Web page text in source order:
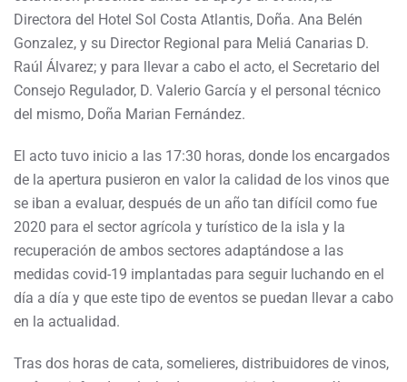
Directora del Hotel Sol Costa Atlantis, Doña. Ana Belén
Gonzalez, y su Director Regional para Meliá Canarias D.
Raúl Álvarez; y para llevar a cabo el acto, el Secretario del
Consejo Regulador, D. Valerio García y el personal técnico
del mismo, Doña Marian Fernández.
El acto tuvo inicio a las 17:30 horas, donde los encargados
de la apertura pusieron en valor la calidad de los vinos que
se iban a evaluar, después de un año tan difícil como fue
2020 para el sector agrícola y turístico de la isla y la
recuperación de ambos sectores adaptándose a las
medidas covid-19 implantadas para seguir luchando en el
día a día y que este tipo de eventos se puedan llevar a cabo
en la actualidad.
Tras dos horas de cata, somelieres, distribuidores de vinos,